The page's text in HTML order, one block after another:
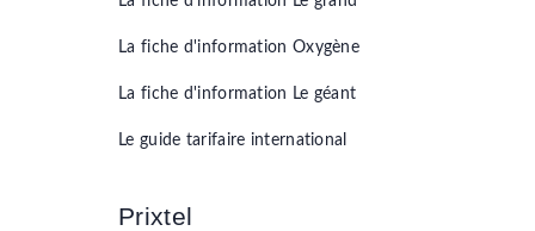
La fiche d'information Oxygène
La fiche d'information Le géant
Le guide tarifaire international
Prixtel